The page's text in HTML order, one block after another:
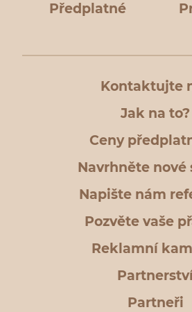
Předplatné
Kontaktujte
Jak na to?
Ceny
Navrhněte nové
Napište nám
Pozvěte vaše
Reklamní
Partneři